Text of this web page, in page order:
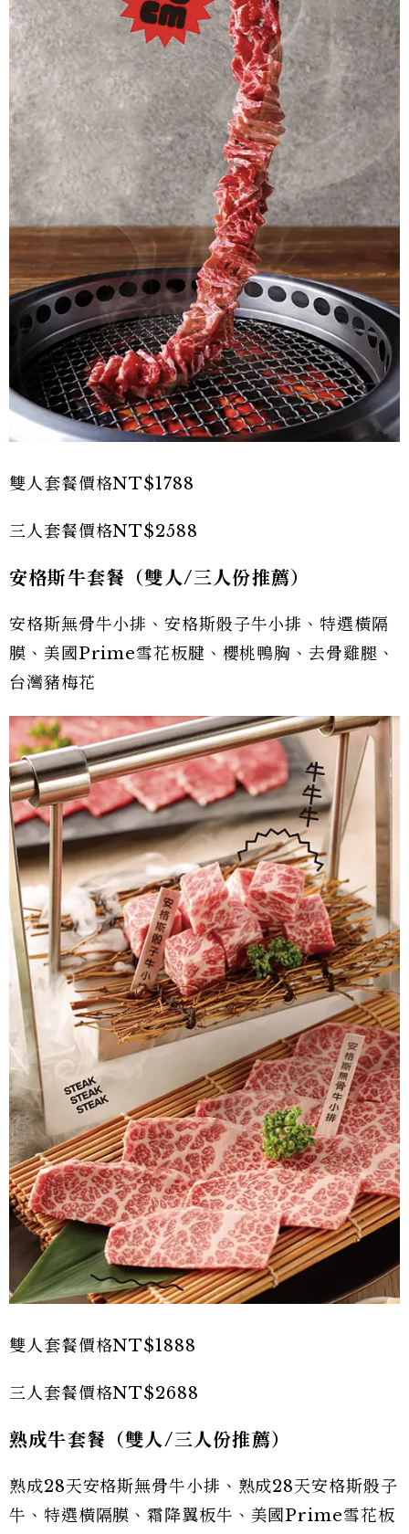
雙人套餐價格NT$1788
三人套餐價格NT$2588
安格斯牛套餐（雙人/三人份推薦）
安格斯無骨牛小排、安格斯骰子牛小排、特選橫隔
膜、美國Prime雪花板腱、櫻桃鴨胸、去骨雞腿、
台灣豬梅花
雙人套餐價格NT$1888
三人套餐價格NT$2688
熟成牛套餐（雙人/三人份推薦）
熟成28天安格斯無骨牛小排、熟成28天安格斯骰子
牛、特選橫隔膜、霜降翼板牛、美國Prime雪花板